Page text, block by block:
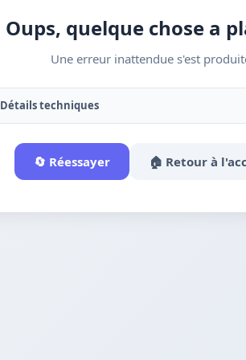
Oups, quelque chose a
Une erreur inattendue s'est
Détails techniques
🔄 Réessayer 🏠 Retour à